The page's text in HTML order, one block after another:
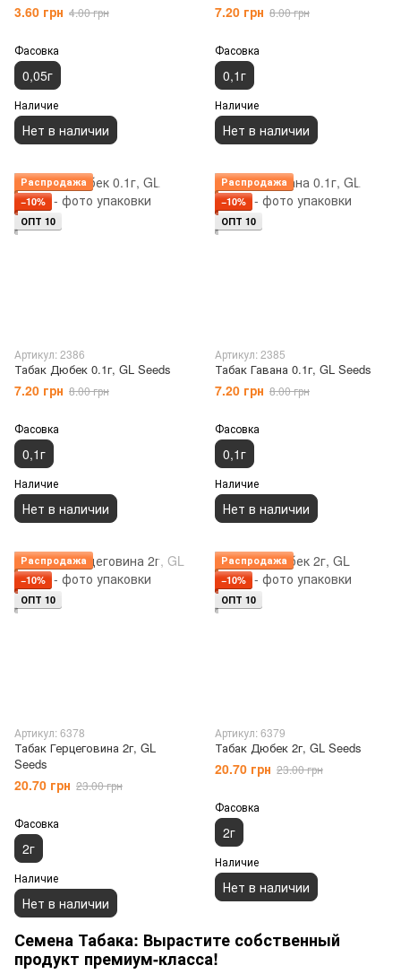
3.60 грн 4.00 грн
Фасовка
0,05г
Наличие
Нет в наличии
7.20 грн 8.00 грн
Фасовка
0,1г
Наличие
Нет в наличии
Распродажа
−10%
ОПТ 10
Артикул: 2386
Табак Дюбек 0.1г, GL Seeds
7.20 грн 8.00 грн
Фасовка
0,1г
Наличие
Нет в наличии
Распродажа
−10%
ОПТ 10
Артикул: 2385
Табак Гавана 0.1г, GL Seeds
7.20 грн 8.00 грн
Фасовка
0,1г
Наличие
Нет в наличии
Распродажа
−10%
ОПТ 10
Артикул: 6378
Табак Герцеговина 2г, GL
Seeds
20.70 грн 23.00 грн
Фасовка
2г
Наличие
Нет в наличии
Распродажа
−10%
ОПТ 10
Артикул: 6379
Табак Дюбек 2г, GL Seeds
20.70 грн 23.00 грн
Фасовка
2г
Наличие
Нет в наличии
Семена Табака: Вырастите собственный
продукт премиум-класса!